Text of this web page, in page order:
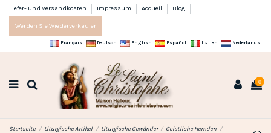
Liefer- und Versandkosten Impressum Accueil Blog
Werden Sie Wiederverkäufer
Français Deutsch English Español Italien Nederlands
0
Startseite Liturgische Artikel Liturgische Gewänder
Geistliche Hemden